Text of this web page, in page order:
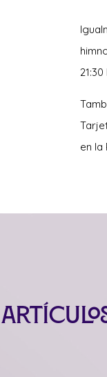
en la